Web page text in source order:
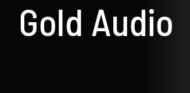
Neler Yapıyoruz?
Gold Audio